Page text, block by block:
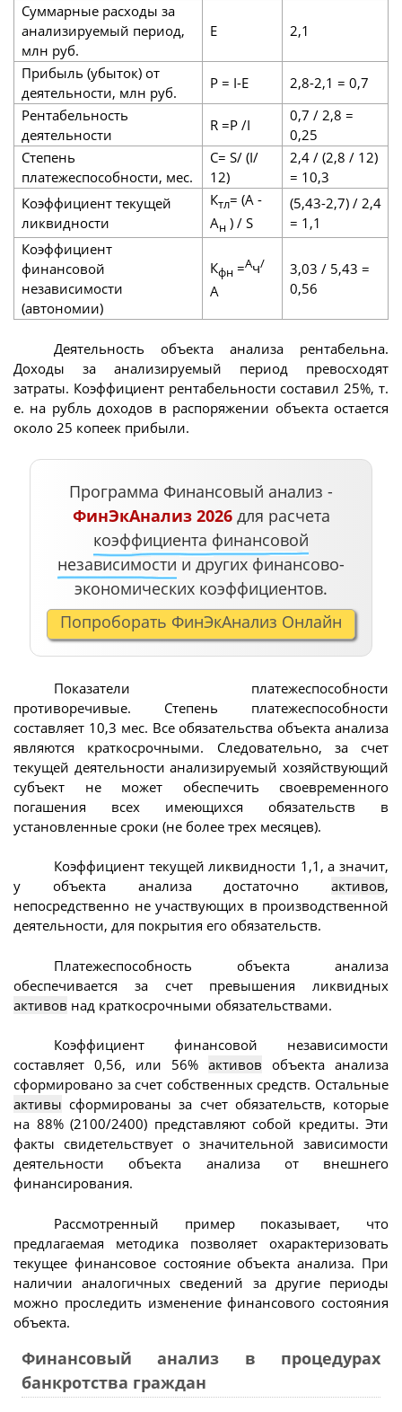
Суммарные расходы за
анализируемый период,
млн руб.
E 2,1
Прибыль (убыток) от
деятельности, млн руб.
P = I-E
2,8-2,1 = 0,7
Рентабельность
деятельности
R =P /I
0,7 / 2,8 =
0,25
Степень
платежеспособности, мес.
С= S/ (I/
12)
2,4 / (2,8 / 12)
= 10,3
Коэффициент текущей
ликвидности
Ктл= (А -
Ан) / S
(5,43-2,7) / 2,4
= 1,1
Коэффициент
финансовой
независимости
(автономии)
Кфн=Ач/
А
3,03 / 5,43 =
0,56
Деятельность объекта анализа рентабельна.
Доходы за анализируемый период превосходят
затраты. Коэффициент рентабельности составил 25%, т.
е. на рубль доходов в распоряжении объекта остается
около 25 копеек прибыли.
Программа Финансовый анализ -
ФинЭкАнализ 2026для расчета
коэффициента финансовой
независимости и других финансово-
экономических коэффициентов.
Попроборать ФинЭкАнализ Онлайн
Показатели платежеспособности
противоречивые. Степень платежеспособности
составляет 10,3 мес. Все обязательства объекта анализа
являются краткосрочными. Следовательно, за счет
текущей деятельности анализируемый хозяйствующий
субъект не может обеспечить своевременного
погашения всех имеющихся обязательств в
установленные сроки (не более трех месяцев).
Коэффициент текущей ликвидности 1,1, а значит,
у объекта анализа достаточно активов,
непосредственно не участвующих в производственной
деятельности, для покрытия его обязательств.
Платежеспособность объекта анализа
обеспечивается за счет превышения ликвидных
активов над краткосрочными обязательствами.
Коэффициент финансовой независимости
составляет 0,56, или 56% активов объекта анализа
сформировано за счет собственных средств. Остальные
активы сформированы за счет обязательств, которые
на 88% (2100/2400) представляют собой кредиты. Эти
факты свидетельствует о значительной зависимости
деятельности объекта анализа от внешнего
финансирования.
Рассмотренный пример показывает, что
предлагаемая методика позволяет охарактеризовать
текущее финансовое состояние объекта анализа. При
наличии аналогичных сведений за другие периоды
можно проследить изменение финансового состояния
объекта.
Финансовый анализ в процедурах
банкротства граждан